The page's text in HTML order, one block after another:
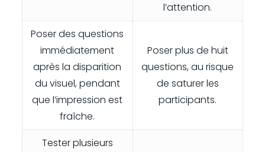
l’attention.
Poser des questions
immédiatement
après la disparition
du visuel, pendant
que l’impression est
fraîche.
Poser plus de huit
questions, au risque
de saturer les
participants.
Tester plusieurs